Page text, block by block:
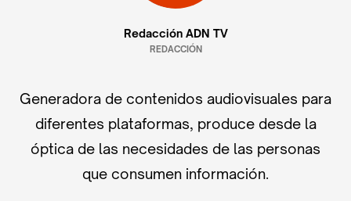
Redacción ADN TV
REDACCIÓN
Generadora de contenidos audiovisuales para
diferentes plataformas, produce desde la
óptica de las necesidades de las personas
que consumen información.